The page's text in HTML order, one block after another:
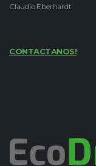
Claudio Eberhardt
CONTACTANOS!